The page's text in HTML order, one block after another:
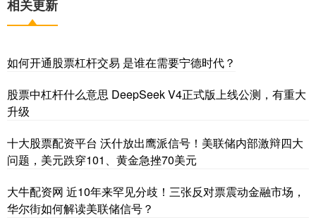
相关更新
如何开通股票杠杆交易 是谁在需要宁德时代？
股票中杠杆什么意思 DeepSeek V4正式版上线公测，有重大
升级
十大股票配资平台 沃什放出鹰派信号！美联储内部激辩四大
问题，美元跌穿101、黄金急挫70美元
大牛配资网 近10年来罕见分歧！三张反对票震动金融市场，
华尔街如何解读美联储信号？